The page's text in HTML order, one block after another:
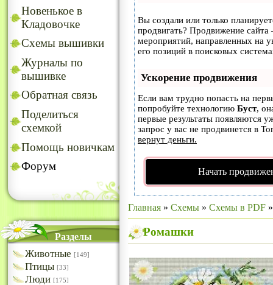
Новенькое в
Кладовочке
Схемы вышивки
Журналы по
вышивке
Обратная связь
Поделиться
схемкой
Помощь новичкам
Форум
Разделы
Животные [149]
Птицы [33]
Люди [175]
Вы создали или только
продвигать? Продвижение сайта
мероприятий, направленных на
его позиций в поисковых
Ускорение продвижения
Если вам трудно попасть на
попробуйте технологию Буст,
первые результаты появляются
запрос у вас не продвинется в
вернут деньги.
Начать
Главная » Схемы » Схемы в PDF
Ромашки